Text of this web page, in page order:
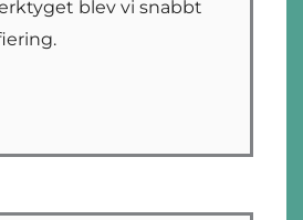
blev vi snabbt